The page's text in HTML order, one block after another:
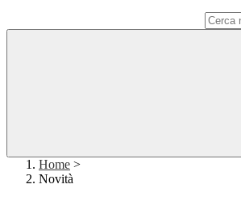
Home >
Novità